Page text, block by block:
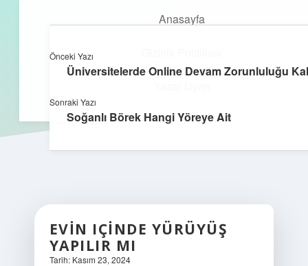
Anasayfa
aç
kefa.com.tr
EVIN IÇINDE YÜRÜYÜŞ
YAPILIR MI
Tarih: Kasım 23, 2024
Önceki Yazı
Üniversitelerde Online Devam Zorunluluğu
Sonraki Yazı
Soğanlı Börek Hangi Yöreye Ait